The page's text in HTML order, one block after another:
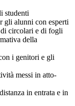
studenti
gli alunni con esperti
circolari e di fogli
della
i genitori e gli
messi in atto-
in entrata e in